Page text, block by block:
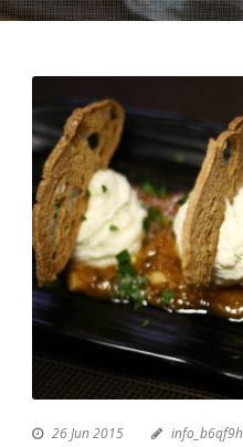
26 Jun 2015